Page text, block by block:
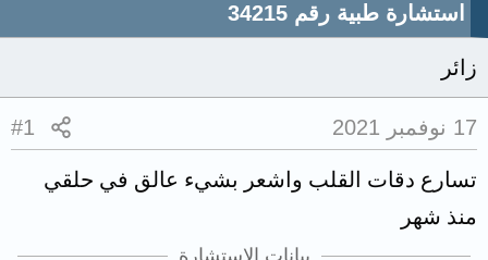
استشارة طبية رقم 34215
زائر
17 نوفمبر 2021 #1
تسارع دقات القلب واشعر بشيء عالق في حلقي
منذ شهر
بيانات الاستشارة